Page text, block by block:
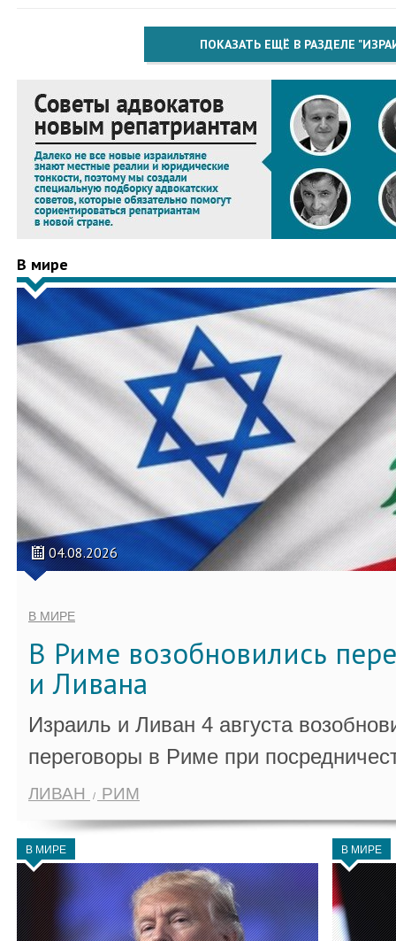
ПОКАЗАТЬ ЕЩЁ В РАЗДЕЛЕ
В мире
04.08.2026
В МИРЕ
В Риме возобновились
и Ливана
Израиль и Ливан 4 августа
переговоры в Риме при
ЛИВАН РИМ
В МИРЕ В МИРЕ